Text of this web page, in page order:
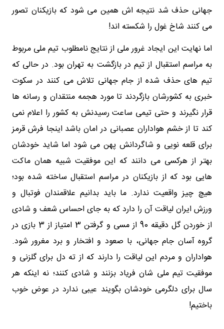
جهانی حذف شد نتیجه اش همین می شود که بازیکنان تصور
می کنند شاخ غول را شکسته اند!
اما نهایت این ایجاد غرور ملی از نتایج نامطلوب تیم ملی مربوط
به مراسم استقبال از تیم در بازگشت به تهران بود. در حالی که
تیم های حذف شده از جام جهانی تلاش می کنند در سکوت
خبری به کشورشان بازگردند تا مورد هجمه منتقدان و رسانه ها
قرار نگیرند و حتی تیمی ساعت رسیدنش به کشور را اعلام نمی
کند تا از خشم هواداران عصبانی در امان باشد اینجا فرش قرمز
برای قلعه نویی و شاگردانش پهن می شود اما شاید خودشان
بهتر از هرکسی می دانند که این موفقیت شبیه همان ماکت
هایی بود که از بازیکنان در مراسم استقبال ساخته شده بود؛
هیچ چیز واقعیت ندارد. ما باید بدانیم علاقمندان فوتبال و
ورزش ایران لیاقت آن را دارد که به جای احساس شعف و شادی
از خوردن گل دقیقه 90 از مسی و گرفتن 3 امتیاز از 3 بازی در
گروه آسان جام جهانی، با صعود و افتخار و برد مغرور شود.
هواداران و مردم این لیاقت را دارند که از ته دل برای گلزنی و
موفقیت تیم ملی شان فریاد بزنند و شادی کنند؛ نه اینکه هر
سال برای دلگرمی خودشان بگویند عیبی ندارد در عوض خوب
باختیم!